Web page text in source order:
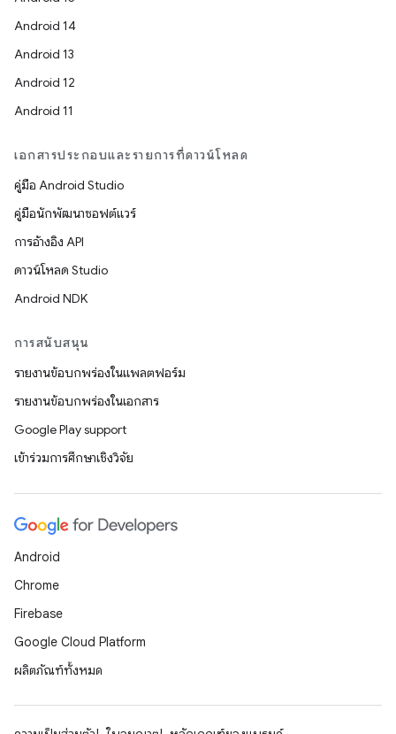
Android 14
Android 13
Android 12
Android 11
เอกสารประกอบและรายการที่ดาวน์โหลด
คู่มือ Android Studio
คู่มือนักพัฒนาซอฟต์แวร์
การอ้างอิง API
ดาวน์โหลด Studio
Android NDK
การสนับสนุน
รายงานข้อบกพร่องในแพลตฟอร์ม
รายงานข้อบกพร่องในเอกสาร
Google Play support
เข้าร่วมการศึกษาเชิงวิจัย
Android
Chrome
Firebase
Google Cloud Platform
ผลิตภัณฑ์ทั้งหมด